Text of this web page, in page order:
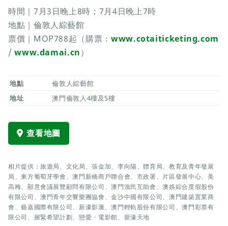
時間｜7月3日晚上8時；7月4日晚上7時
地點｜倫敦人綜藝館
票價｜MOP788起（購票： www.cotaiticketing.com
/www.damai.cn）
地點
倫敦人綜藝館
地址
澳門倫敦人4樓及5樓
查看地圖
相片提供：旅遊局、文化局、張金加、李向陽、體育局、教育及青年發展
局、東方葡萄牙學會、澳門新橋商戶聯合會、市政署、片區發展中心、美
高梅、顯意會議展覽顧問有限公司、澳門漁民互助會、澳娛綜合度假股份
有限公司、澳門青年交響樂團協會、金沙中國有限公司、澳門建築置業商
會、藝嘉國際有限公司、新濠影滙、澳門輕軌股份有限公司、澳門彩票有
限公司、握緊希望計劃、戀愛・電影館、新濠天地